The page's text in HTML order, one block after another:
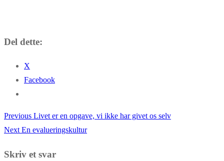
Del dette:
X
Facebook
Indlægsnavigation
Previous Previous
post:
Livet er en opgave, vi ikke har givet os selv
Next Next
En evalueringskultur
Skriv et svar